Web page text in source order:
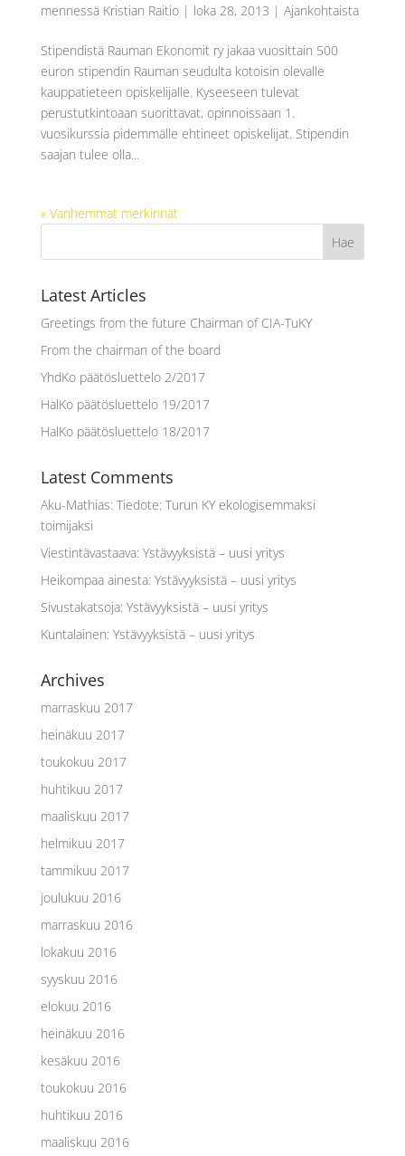
mennessä Kristian Raitio| loka 28, 2013 | Ajankohtaista
Stipendistä Rauman Ekonomit ry jakaa vuosittain 500
euron stipendin Rauman seudulta kotoisin olevalle
kauppatieteen opiskelijalle. Kyseeseen tulevat
perustutkintoaan suorittavat, opinnoissaan 1.
vuosikurssia pidemmälle ehtineet opiskelijat. Stipendin
saajan tulee olla...
« Vanhemmat merkinnät
Latest Articles
Greetings from the future Chairman of CIA-TuKY
From the chairman of the board
YhdKo päätösluettelo 2/2017
HalKo päätösluettelo 19/2017
HalKo päätösluettelo 18/2017
Latest Comments
Aku-Mathias: Tiedote: Turun KY ekologisemmaksi
toimijaksi
Viestintävastaava: Ystävyyksistä – uusi yritys
Heikompaa ainesta: Ystävyyksistä – uusi yritys
Sivustakatsoja: Ystävyyksistä – uusi yritys
Kuntalainen: Ystävyyksistä – uusi yritys
Archives
marraskuu 2017
heinäkuu 2017
toukokuu 2017
huhtikuu 2017
maaliskuu 2017
helmikuu 2017
tammikuu 2017
joulukuu 2016
marraskuu 2016
lokakuu 2016
syyskuu 2016
elokuu 2016
heinäkuu 2016
kesäkuu 2016
toukokuu 2016
huhtikuu 2016
maaliskuu 2016